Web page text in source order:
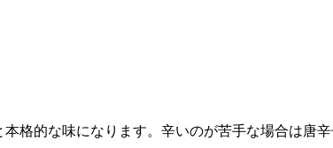
格的な味になります。辛いのが苦手な場合は唐辛